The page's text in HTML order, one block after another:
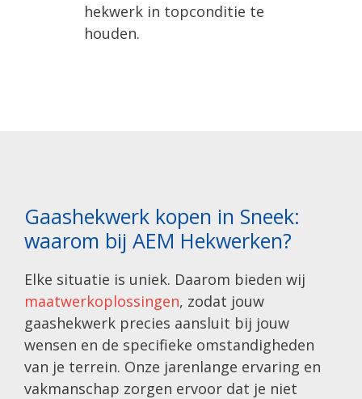
hekwerk in topconditie te
houden.
Gaashekwerk kopen in Sneek:
waarom bij AEM Hekwerken?
Elke situatie is uniek. Daarom bieden wij
maatwerkoplossingen, zodat jouw
gaashekwerk precies aansluit bij jouw
wensen en de specifieke omstandigheden
van je terrein. Onze jarenlange ervaring en
vakmanschap zorgen ervoor dat je niet